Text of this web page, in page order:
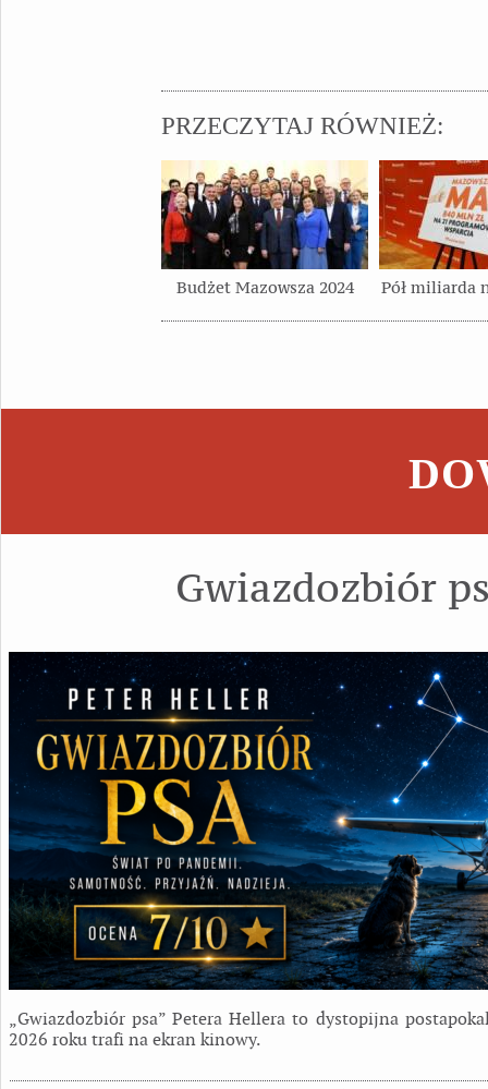
PRZECZYTAJ RÓWNIEŻ:
Budżet Mazowsza 2024 Pół miliarda
Gwiazdozbiór
„Gwiazdozbiór psa” Petera Hellera to dystopijna
2026 roku trafi na ekran kinowy.